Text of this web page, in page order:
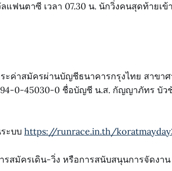
ฟนตาซี เวลา 07.30 น. นักวิ่งคนสุดท้ายเข้
ะค่าสมัครผ่านบัญชีธนาคารกรุงไทย สาขา
0-45030-0 ชื่อบัญชี น.ส. กัญญาภัทร บัว
ะบบ https://runrace.in.th/
รสมัครเดิน-วิ่ง หรือการสนับสนุนการจัดง